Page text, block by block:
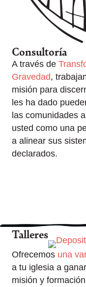
Consultoría
A través de
Gravedad,
misión para
les ha dado
las comunidades
usted como una
a alinear sus
declarados.
Talleres
Ofrecemos una
a tu iglesia a
misión y